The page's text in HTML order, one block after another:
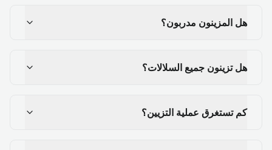
هل المزينون مدربون؟
هل تزينون جميع السلالات؟
كم تستغرق عملية التزيين؟